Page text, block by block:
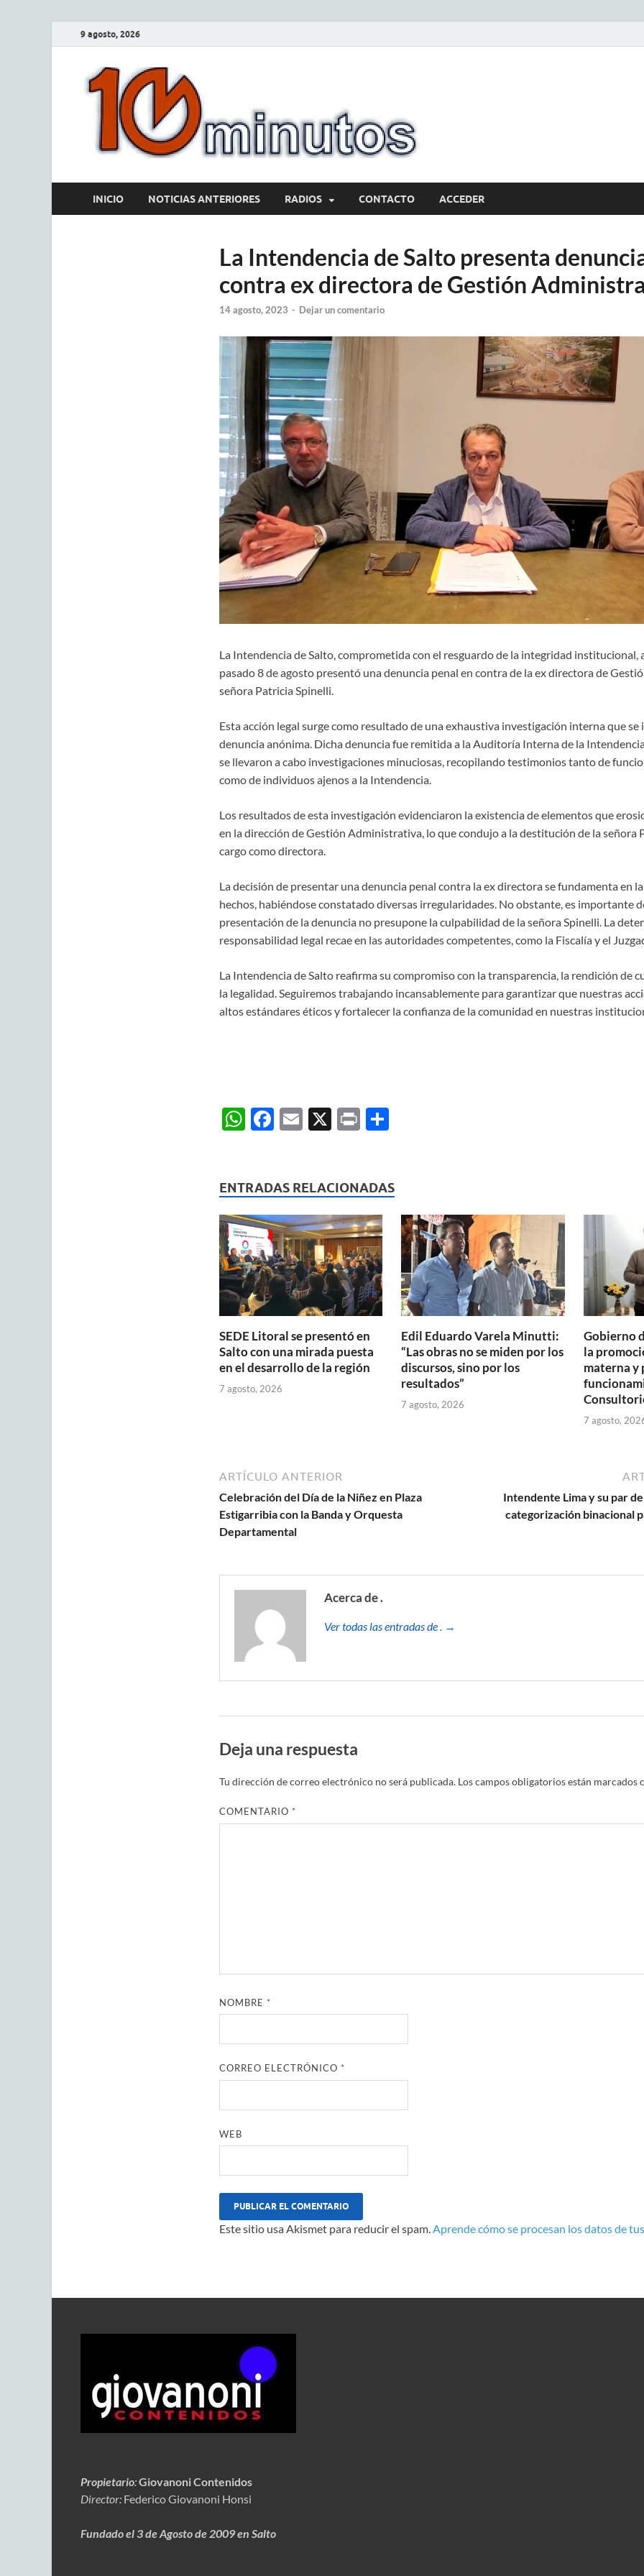
9 agosto, 2026
INICIO NOTICIAS ANTERIORES RADIOS CONTACTO ACCEDER
La Intendencia de Salto presenta
contra ex directora de Gestión
14 agosto, 2023 - Dejar un comentario
La Intendencia de Salto, comprometida con el resguardo de la integridad institucional,
pasado 8 de agosto presentó una denuncia penal en contra de la ex directora de
señora Patricia Spinelli.
Esta acción legal surge como resultado de una exhaustiva investigación interna que
denuncia anónima. Dicha denuncia fue remitida a la Auditoría Interna de la
se llevaron a cabo investigaciones minuciosas, recopilando testimonios tanto de
como de individuos ajenos a la Intendencia.
Los resultados de esta investigación evidenciaron la existencia de elementos que
en la dirección de Gestión Administrativa, lo que condujo a la destitución de la señora
cargo como directora.
La decisión de presentar una denuncia penal contra la ex directora se fundamenta en
hechos, habiéndose constatado diversas irregularidades. No obstante, es importante
presentación de la denuncia no presupone la culpabilidad de la señora Spinelli. La
responsabilidad legal recae en las autoridades competentes, como la Fiscalía y el
La Intendencia de Salto reafirma su compromiso con la transparencia, la rendición de
la legalidad. Seguiremos trabajando incansablemente para garantizar que nuestras
altos estándares éticos y fortalecer la confianza de la comunidad en nuestras
W
s
A
p
p
F
b
o
o
k
E X P C
p
ar
ti
ENTRADAS RELACIONADAS
SEDE Litoral se presentó en
Salto con una mirada puesta
en el desarrollo de la región
7 agosto, 2026
Edil Eduardo Varela Minutti:
“Las obras no se miden por los
discursos, sino por los
resultados”
7 agosto, 2026
Gobierno
la
materna y
7 agosto,
ARTÍCULO ANTERIOR
Celebración del Día de la Niñez en Plaza
Estigarribia con la Banda y Orquesta
Departamental
Intendente Lima y su par
categorización binacional
Acerca de .
Ver todas las entradas de . →
Deja una respuesta
Tu dirección de correo electrónico no será publicada. Los campos obligatorios están marcados
COMENTARIO *
NOMBRE *
CORREO ELECTRÓNICO *
WEB
Este sitio usa Akismet para reducir el spam.Aprende cómo se procesan los datos de
Propietario:Giovanoni Contenidos
Director: Federico Giovanoni Honsi
Fundado el 3 de Agosto de 2009 en Salto